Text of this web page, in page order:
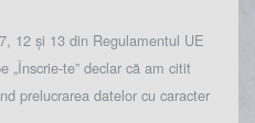
12 și 13 din Regulamentul UE
„Înscrie-te” declar că am citit
prelucrarea datelor cu caracter